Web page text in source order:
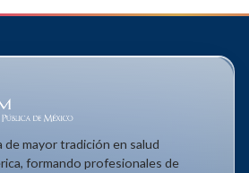
mayor tradición en salud
formando profesionales de